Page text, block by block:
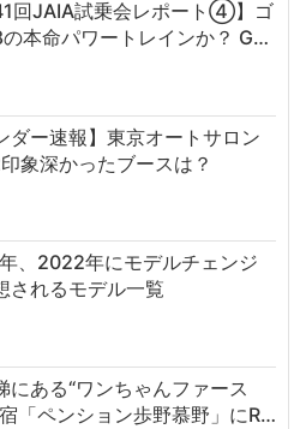
回JAIA試乗会レポート④】ゴ
の本命パワートレインか？ G…
ダー速報】東京オートサロン
象深かったブースは？
、2022年にモデルチェンジ
されるモデル一覧
にある“ワンちゃんファース
宿「ペンション歩野慕野」にR…